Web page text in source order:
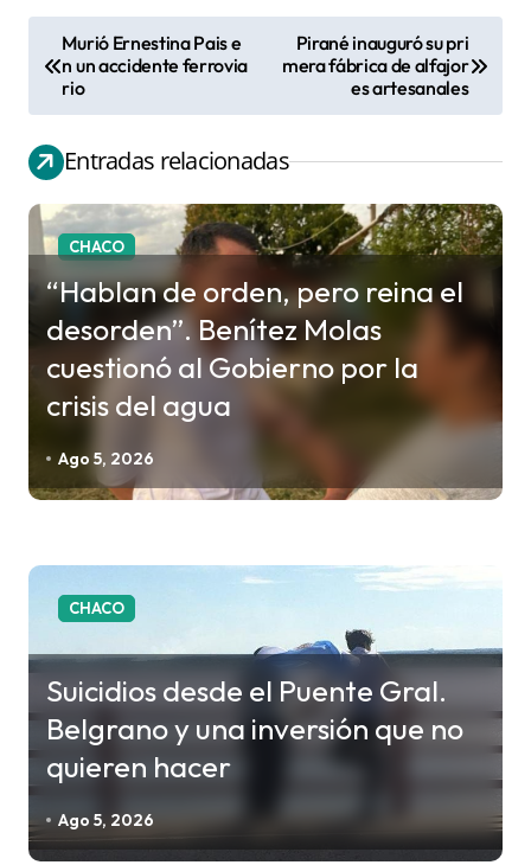
N
e
g
a
i
ó
e
d
Murió Ernestina Pais e
n un accidente ferrovia
rio
Pirané inauguró su pri
mera fábrica de alfajor
es artesanales
Entradas relacionadas
CHACO
“Hablan de orden, pero reina el
desorden”. Benítez Molas
cuestionó al Gobierno por la
crisis del agua
Ago 5, 2026
CHACO
Suicidios desde el Puente Gral.
Belgrano y una inversión que no
quieren hacer
Ago 5, 2026